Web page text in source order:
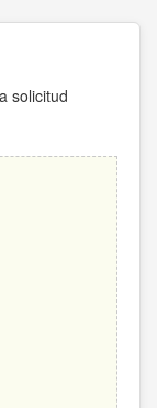
solicitud